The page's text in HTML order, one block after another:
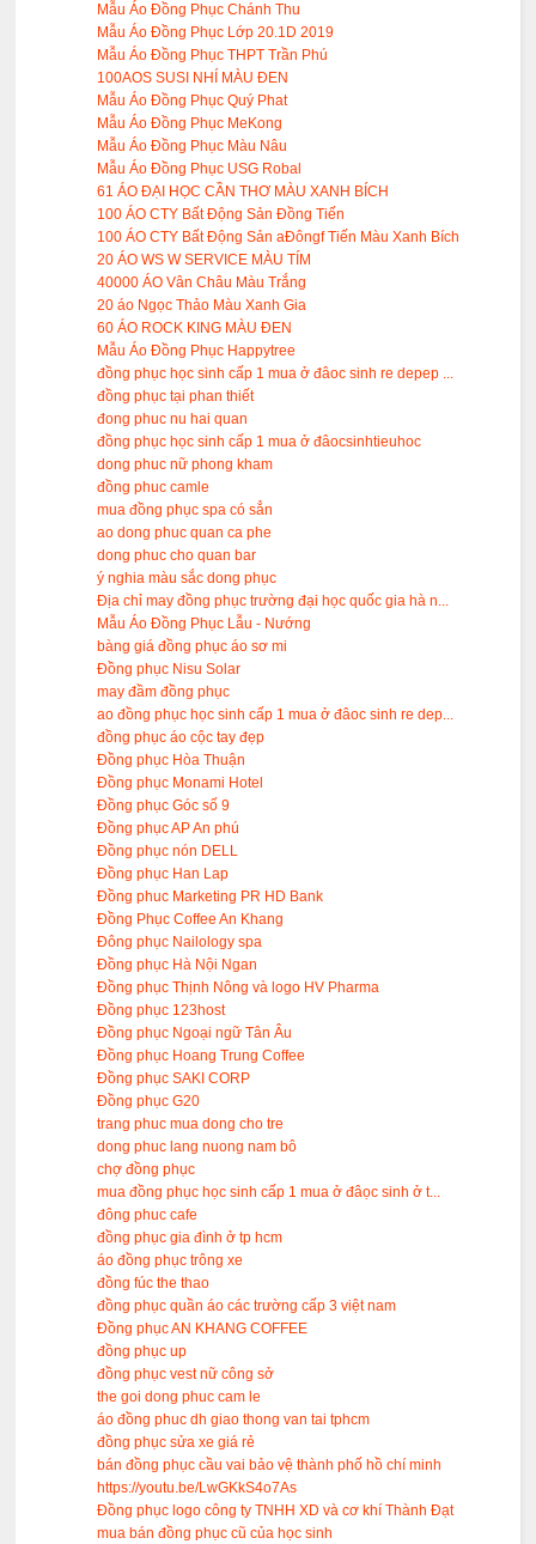
Mẫu Áo Đồng Phục Chánh Thu
Mẫu Áo Đồng Phục Lớp 20.1D 2019
Mẫu Áo Đồng Phục THPT Trần Phú
100AOS SUSI NHÍ MÀU ĐEN
Mẫu Áo Đồng Phục Quý Phat
Mẫu Áo Đồng Phục MeKong
Mẫu Áo Đồng Phục Màu Nâu
Mẫu Áo Đồng Phục USG Robal
61 ÁO ĐẠI HỌC CẦN THƠ MÀU XANH BÍCH
100 ÁO CTY Bất Động Sản Đồng Tiến
100 ÁO CTY Bất Động Sản aĐôngf Tiến Màu Xanh Bích
20 ÁO WS W SERVICE MÀU TÍM
40000 ÁO Vân Châu Màu Trắng
20 áo Ngọc Thảo Màu Xanh Gia
60 ÁO ROCK KING MÀU ĐEN
Mẫu Áo Đồng Phục Happytree
đồng phục học sinh cấp 1 mua ở đâoc sinh re depep ...
đồng phục tại phan thiết
đong phuc nu hai quan
đồng phục học sinh cấp 1 mua ở đâocsinhtieuhoc
dong phuc nữ phong kham
đồng phuc camle
mua đồng phục spa có sẳn
ao dong phuc quan ca phe
dong phuc cho quan bar
ý nghia màu sắc dong phục
Địa chỉ may đồng phục trường đại học quốc gia hà n...
Mẫu Áo Đồng Phục Lẫu - Nướng
bàng giá đồng phục áo sơ mi
Đồng phục Nisu Solar
may đầm đồng phục
ao đồng phục học sinh cấp 1 mua ở đâoc sinh re dep...
đồng phục áo cộc tay đẹp
Đồng phục Hòa Thuận
Đồng phục Monami Hotel
Đồng phục Góc số 9
Đồng phục AP An phú
Đồng phục nón DELL
Đồng phục Han Lap
Đồng phuc Marketing PR HD Bank
Đồng Phục Coffee An Khang
Đông phục Nailology spa
Đồng phục Hà Nội Ngan
Đồng phục Thịnh Nông và logo HV Pharma
Đồng phục 123host
Đồng phục Ngoại ngữ Tân Âu
Đồng phục Hoang Trung Coffee
Đồng phục SAKI CORP
Đồng phục G20
trang phuc mua dong cho tre
dong phuc lang nuong nam bô
chợ đồng phục
mua đồng phục học sinh cấp 1 mua ở đâọc sinh ở t...
đông phuc cafe
đồng phục gia đình ở tp hcm
áo đồng phục trông xe
đồng fúc the thao
đồng phục quần áo các trường cấp 3 việt nam
Đồng phục AN KHANG COFFEE
đồng phục up
đồng phục vest nữ công sở
the goi dong phuc cam le
áo đồng phuc dh giao thong van tai tphcm
đồng phục sửa xe giá rẻ
bán đồng phục cầu vai bảo vệ thành phố hồ chí minh
https://youtu.be/LwGKkS4o7As
Đồng phục logo công ty TNHH XD và cơ khí Thành Đạt
mua bán đồng phục cũ của học sinh